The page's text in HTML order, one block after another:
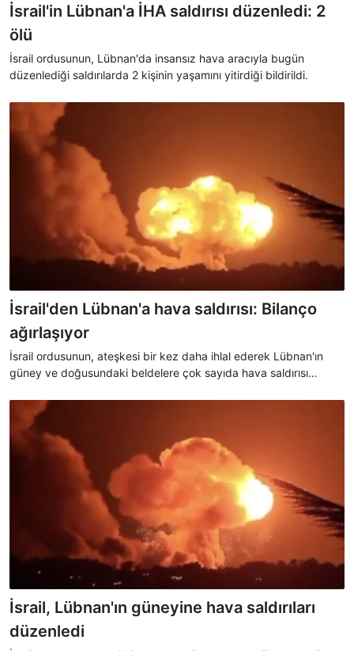
İsrail'in Lübnan'a İHA saldırısı düzenledi: 2
ölü
İsrail ordusunun, Lübnan'da insansız hava aracıyla bugün
düzenlediği saldırılarda 2 kişinin yaşamını yitirdiği bildirildi.
İsrail'den Lübnan'a hava saldırısı: Bilanço
ağırlaşıyor
İsrail ordusunun, ateşkesi bir kez daha ihlal ederek Lübnan'ın
güney ve doğusundaki beldelere çok sayıda hava saldırısı
öldüğü, 7 kişinin ise yaralandığı bildirildi.
İsrail, Lübnan'ın güneyine hava saldırıları
düzenledi